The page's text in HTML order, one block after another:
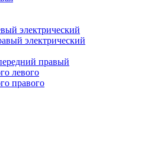
электрический
электрический
правый
левого
правого